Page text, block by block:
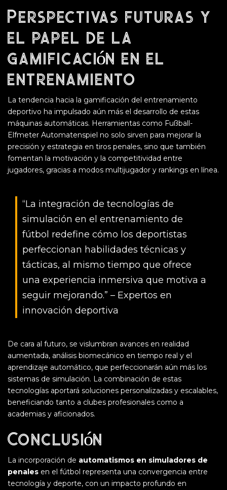
Perspectivas futuras y
el papel de la
gamificación en el
entrenamiento
La tendencia hacia la gamificación del entrenamiento
deportivo ha impulsado aún más el desarrollo de estas
máquinas automáticas. Herramientas como Fußball-
Elfmeter Automatenspiel no solo sirven para mejorar la
precisión y estrategia en tiros penales, sino que también
fomentan la motivación y la competitividad entre
jugadores, gracias a modos multijugador y rankings en línea.
“La integración de tecnologías de
simulación en el entrenamiento de
fútbol redefine cómo los deportistas
perfeccionan habilidades técnicas y
tácticas, al mismo tiempo que ofrece
una experiencia inmersiva que motiva a
seguir mejorando.” – Expertos en
innovación deportiva
De cara al futuro, se vislumbran avances en realidad
aumentada, análisis biomecánico en tiempo real y el
aprendizaje automático, que perfeccionarán aún más los
sistemas de simulación. La combinación de estas
tecnologías aportará soluciones personalizadas y escalables,
beneficiando tanto a clubes profesionales como a
academias y aficionados.
Conclusión
La incorporación de automatismos en simuladores de
penales en el fútbol representa una convergencia entre
tecnología y deporte, con un impacto profundo en